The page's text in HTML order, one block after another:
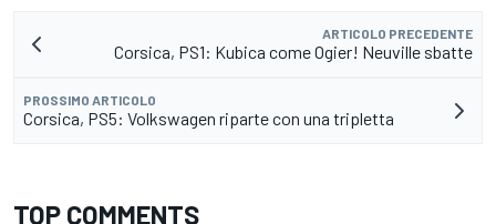
ARTICOLO PRECEDENTE
Corsica, PS1: Kubica come Ogier! Neuville sbatte
PROSSIMO ARTICOLO
Corsica, PS5: Volkswagen riparte con una tripletta
TOP COMMENTS